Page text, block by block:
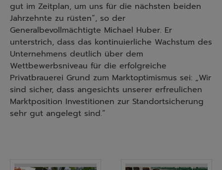
gut im Zeitplan, um uns für die nächsten beiden
Jahrzehnte zu rüsten“, so der
Generalbevollmächtigte Michael Huber. Er
unterstrich, dass das kontinuierliche Wachstum des
Unternehmens deutlich über dem
Wettbewerbsniveau für die erfolgreiche
Privatbrauerei Grund zum Marktoptimismus sei: „Wir
sind sicher, dass angesichts unserer erfreulichen
Marktposition Investitionen zur Standortsicherung
sehr gut angelegt sind.“